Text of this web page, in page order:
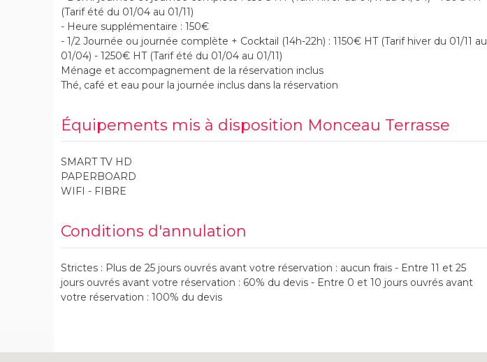
(Tarif été du 01/04 au 01/11)
- Heure supplémentaire : 150€
- 1/2 Journée ou journée complète + Cocktail (14h-22h) : 1150€ HT (Tarif hiver du 01/11 au
01/04) - 1250€ HT (Tarif été du 01/04 au 01/11)
Ménage et accompagnement de la réservation inclus
Thé, café et eau pour la journée inclus dans la réservation
Équipements mis à disposition Monceau Terrasse
SMART TV HD
PAPERBOARD
WIFI - FIBRE
Conditions d'annulation
Strictes : Plus de 25 jours ouvrés avant votre réservation : aucun frais - Entre 11 et 25
jours ouvrés avant votre réservation : 60% du devis - Entre 0 et 10 jours ouvrés avant
votre réservation : 100% du devis